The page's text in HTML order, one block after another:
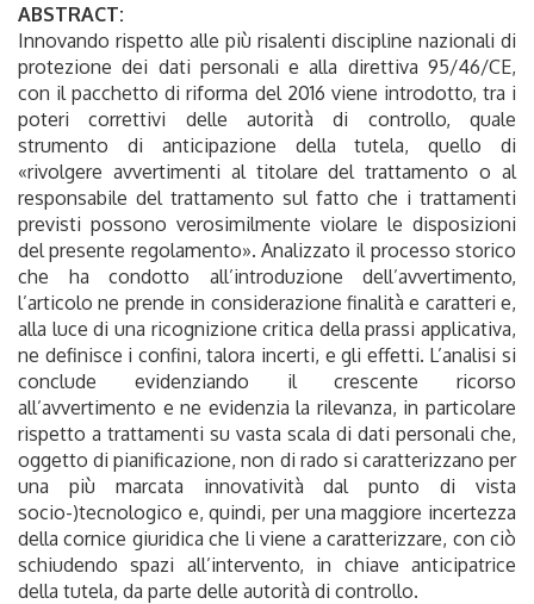
ABSTRACT:
Innovando rispetto alle più risalenti discipline nazionali di
protezione dei dati personali e alla direttiva 95/46/CE,
con il pacchetto di riforma del 2016 viene introdotto, tra i
poteri correttivi delle autorità di controllo, quale
strumento di anticipazione della tutela, quello di
«rivolgere avvertimenti al titolare del trattamento o al
responsabile del trattamento sul fatto che i trattamenti
previsti possono verosimilmente violare le disposizioni
del presente regolamento». Analizzato il processo storico
che ha condotto all’introduzione dell’avvertimento,
l’articolo ne prende in considerazione finalità e caratteri e,
alla luce di una ricognizione critica della prassi applicativa,
ne definisce i confini, talora incerti, e gli effetti. L’analisi si
conclude evidenziando il crescente ricorso
all’avvertimento e ne evidenzia la rilevanza, in particolare
rispetto a trattamenti su vasta scala di dati personali che,
oggetto di pianificazione, non di rado si caratterizzano per
una più marcata innovatività dal punto di vista
socio-)tecnologico e, quindi, per una maggiore incertezza
della cornice giuridica che li viene a caratterizzare, con ciò
schiudendo spazi all’intervento, in chiave anticipatrice
della tutela, da parte delle autorità di controllo.